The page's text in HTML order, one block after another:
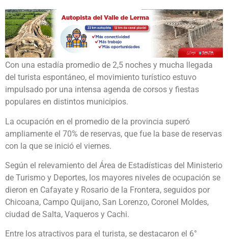
Con una estadía promedio de 2,5 noches y mucha llegada
del turista espontáneo, el movimiento turístico estuvo
impulsado por una intensa agenda de corsos y fiestas
populares en distintos municipios.
La ocupación en el promedio de la provincia superó
ampliamente el 70% de reservas, que fue la base de reservas
con la que se inició el viernes.
Según el relevamiento del Área de Estadísticas del Ministerio
de Turismo y Deportes, los mayores niveles de ocupación se
dieron en Cafayate y Rosario de la Frontera, seguidos por
Chicoana, Campo Quijano, San Lorenzo, Coronel Moldes,
ciudad de Salta, Vaqueros y Cachi.
Entre los atractivos para el turista, se destacaron el 6°